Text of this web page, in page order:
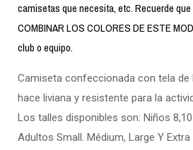
camisetas que necesita, etc. Recuerde
COMBINAR LOS COLORES DE ESTE
club o equipo.
Camiseta confeccionada con tela de
hace liviana y resistente para la
Los talles disponibles son: Niños
Adultos Small. Médium, Large Y Extra